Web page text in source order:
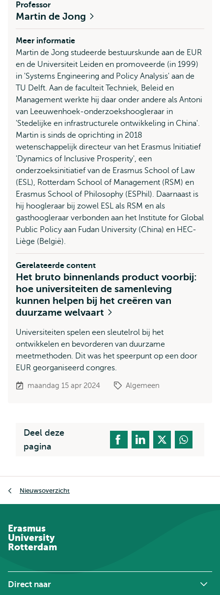
Professor
Martin de Jong
Meer informatie
Martin de Jong studeerde bestuurskunde aan de EUR
en de Universiteit Leiden en promoveerde (in 1999)
in 'Systems Engineering and Policy Analysis' aan de
TU Delft. Aan de faculteit Techniek, Beleid en
Management werkte hij daar onder andere als Antoni
van Leeuwenhoek-onderzoekshoogleraar in
'Stedelijke en infrastructurele ontwikkeling in China'.
Martin is sinds de oprichting in 2018
wetenschappelijk directeur van het Erasmus Initiatief
'Dynamics of Inclusive Prosperity', een
onderzoeksinitiatief van de Erasmus School of Law
(ESL), Rotterdam School of Management (RSM) en
Erasmus School of Philosophy (ESPhil). Daarnaast is
hij hoogleraar bij zowel ESL als RSM en als
gasthoogleraar verbonden aan het Institute for Global
Public Policy aan Fudan University (China) en HEC-
Liège (België).
Gerelateerde content
Het bruto binnenlands product voorbij:
hoe universiteiten de samenleving
kunnen helpen bij het creëren van
duurzame welvaart
Universiteiten spelen een sleutelrol bij het
ontwikkelen en bevorderen van duurzame
meetmethoden. Dit was het speerpunt op een door
EUR georganiseerd congres.
maandag 15 apr 2024 Algemeen
Deel deze
pagina
Nieuwsoverzicht
Erasmus
University
Rotterdam
Direct naar